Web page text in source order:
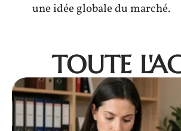
une idée globale du marché.
TOUTE